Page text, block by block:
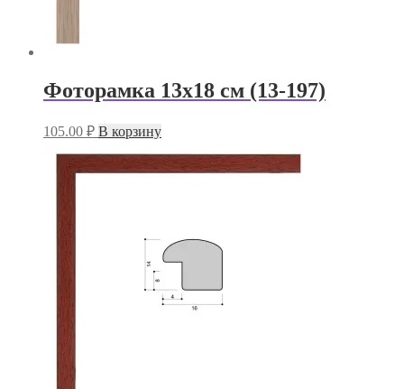
Фоторамка 13х18 см (13-197)
105.00 ₽ В корзину